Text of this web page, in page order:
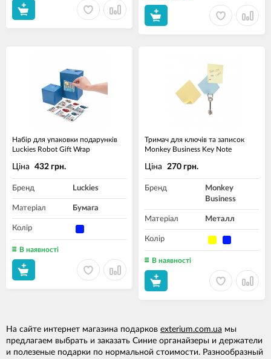
Набір для упаковки подарунків
Luckies Robot Gift Wrap
Ціна 432 грн.
Бренд Luckies
Матеріал Бумага
Колір
В наявності
Тримач для ключів та записок
Monkey Business Key Note
Ціна 270 грн.
Бренд
Monkey
Business
Матеріал Металл
Колір
В наявності
На сайте интернет магазина подарков exterium.com.ua мы
предлагаем выбрать и заказать Синие органайзеры и держатели
и полезеные подарки по нормальной стоимости. Разнообразный